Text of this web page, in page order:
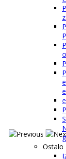
Ostalo